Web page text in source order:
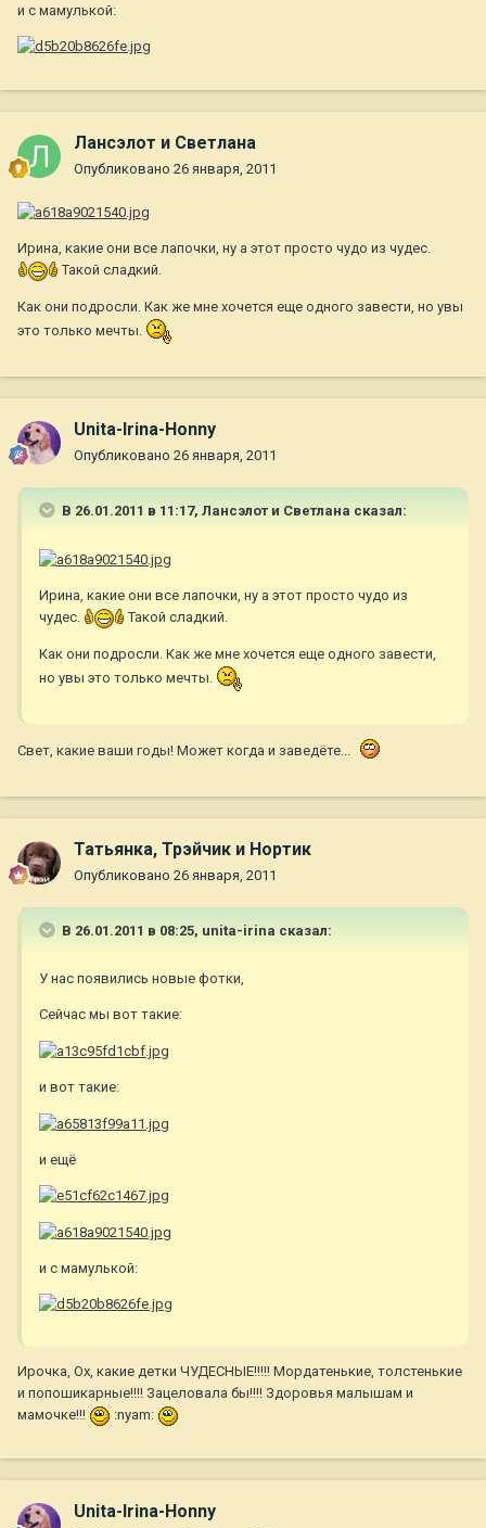
и с мамулькой:
Лансэлот и Светлана
Опубликовано 26 января, 2011
Ирина, какие они все лапочки, ну а этот просто чудо из чудес.
Такой сладкий.
Как они подросли. Как же мне хочется еще одного завести, но увы
это только мечты.
Unita-Irina-Honny
Опубликовано 26 января, 2011
В 26.01.2011 в 11:17, Лансэлот и Светлана сказал:
Ирина, какие они все лапочки, ну а этот просто чудо из
чудес.
Такой сладкий.
Как они подросли. Как же мне хочется еще одного завести,
но увы это только мечты.
Свет, какие ваши годы! Может когда и заведёте...
Татьянка, Трэйчик и Нортик
Опубликовано 26 января, 2011
В 26.01.2011 в 08:25, unita-irina сказал:
У нас появились новые фотки,
Сейчас мы вот такие:
и вот такие:
и ещё
и с мамулькой:
Ирочка, Ох, какие детки ЧУДЕСНЫЕ!!!!! Мордатенькие, толстенькие
и попошикарные!!!! Зацеловала бы!!!! Здоровья малышам и
мамочке!!!
:nyam:
Unita-Irina-Honny